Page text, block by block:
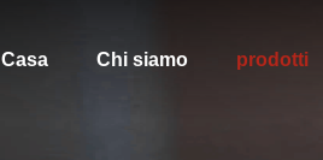
Casa Chi siamo prodotti